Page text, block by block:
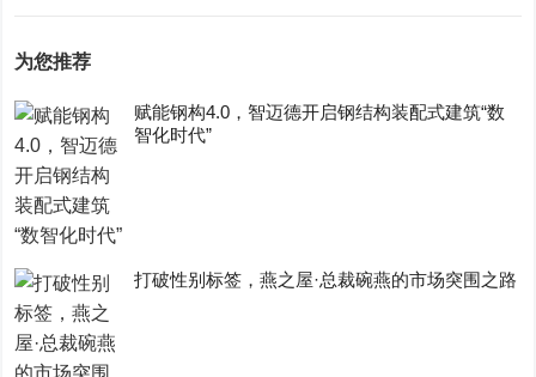
为您推荐
赋能钢构4.0，智迈德开启钢结构装配式建筑“数
智化时代”
打破性别标签，燕之屋·总裁碗燕的市场突围之路